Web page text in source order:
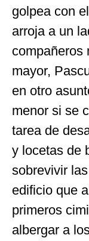
golpea con
arroja a un
compañeros
mayor,
en otro
menor si se
tarea de
y locetas de
sobrevivir
edificio que
primeros
albergar a